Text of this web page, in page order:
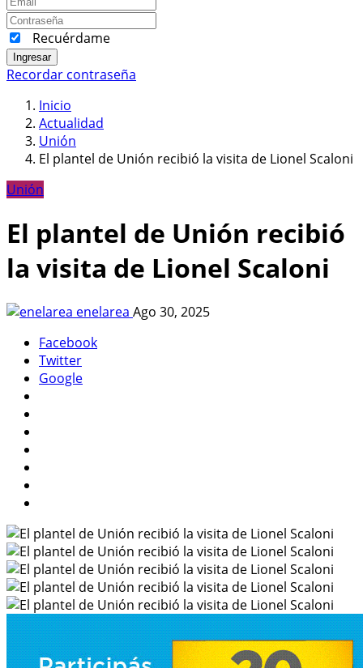
Recuérdame
Ingresar
Recordar contraseña
Inicio
Actualidad
Unión
El plantel de Unión recibió la visita de Lionel Scaloni
Unión
El plantel de Unión recibió
la visita de Lionel Scaloni
enelarea Ago 30, 2025
Facebook
Twitter
Google